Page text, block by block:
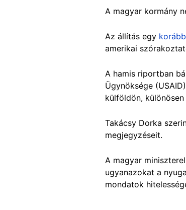
A magyar kormány
Az állítás egy
amerikai
A hamis riportban
Ügynöksége
külföldön, különösen
Takácsy Dorka
megjegyzéseit.
A magyar
ugyanazokat a
mondatok